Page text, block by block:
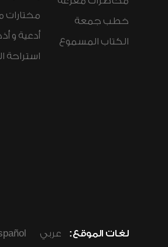
خطب جمعة
الكتاب المسموع
مختارات
أدعية و
استراحة
لغات الموقع: عربي